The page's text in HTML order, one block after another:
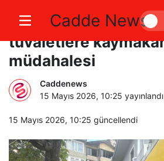
Cadde News
Gemlik’te işgal
tuvaletlere
müdahalesi
Caddenews
15 Mayıs 2026, 10:25 yayınlandı
15 Mayıs 2026, 10:25 güncellendi